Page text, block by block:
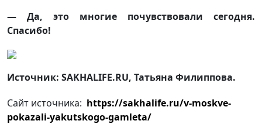
— Да, это многие почувствовали сегодня.
Спасибо!
Источник: SAKHALIFE.RU, Татьяна Филиппова.
Сайт источника: https://sakhalife.ru/v-moskve-
pokazali-yakutskogo-gamleta/